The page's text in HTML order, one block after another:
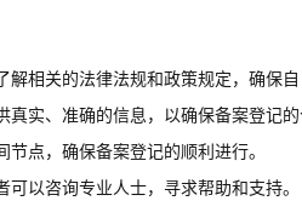
相关的法律法规和政策规定，确保自
实、准确的信息，以确保备案登记的
点，确保备案登记的顺利进行。
以咨询专业人士，寻求帮助和支持。